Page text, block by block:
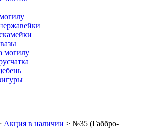
могилу
Акция в наличии > №35 (Габбро-